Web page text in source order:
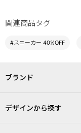
関連商品タグ
#スニーカー 40%OFF
ブランド
デザインから探す